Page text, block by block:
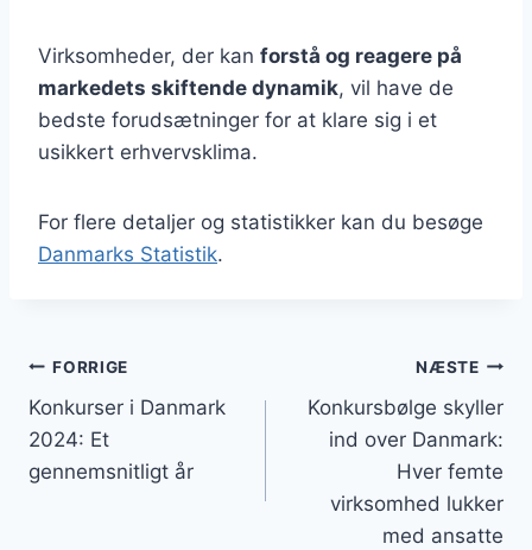
Virksomheder, der kan forstå og reagere på
markedets skiftende dynamik, vil have de
bedste forudsætninger for at klare sig i et
usikkert erhvervsklima.
For flere detaljer og statistikker kan du besøge
Danmarks Statistik.
Indlægsnavigation
FORRIGE
Konkurser i Danmark
2024: Et
gennemsnitligt år
NÆSTE
Konkursbølge skyller
ind over Danmark:
Hver femte
virksomhed lukker
med ansatte